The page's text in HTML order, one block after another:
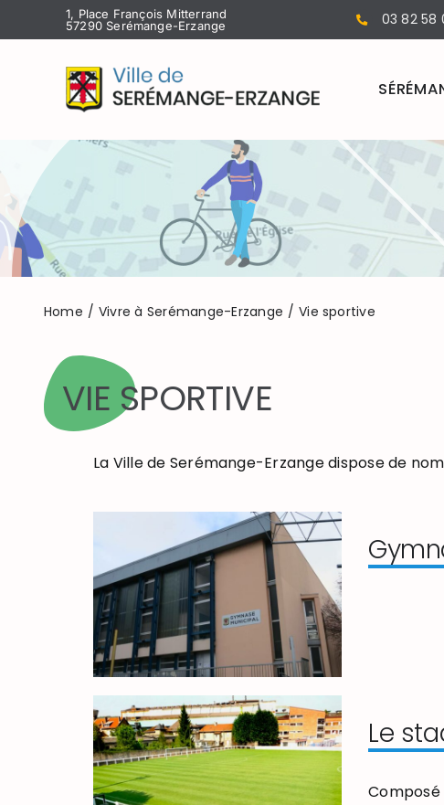
au
1, Place François Mitterrand
57290 Serémange-Erzange
03 82 58
Home Vivre à Serémange-Erzange Vie sportive
VIE SPORTIVE
La Ville de Serémange-Erzange dispose de
Le